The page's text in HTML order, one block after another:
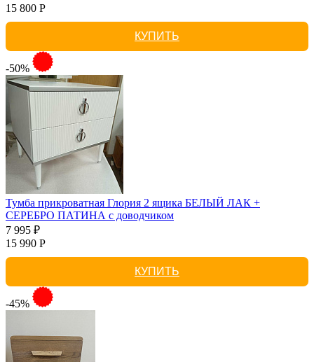
15 800 Р
КУПИТЬ
-50%
Тумба прикроватная Глория 2 ящика БЕЛЫЙ ЛАК +
СЕРЕБРО ПАТИНА с доводчиком
7 995 ₽
15 990 Р
КУПИТЬ
-45%